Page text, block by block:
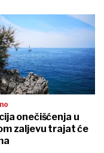
onečišćenja u
zaljevu trajat će